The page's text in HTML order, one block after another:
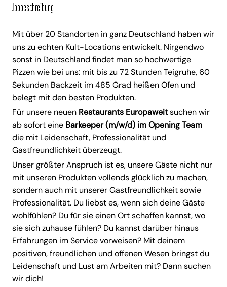
Jobbeschreibung
Mit über 20 Standorten in ganz Deutschland haben wir
uns zu echten Kult-Locations entwickelt. Nirgendwo
sonst in Deutschland findet man so hochwertige
Pizzen wie bei uns: mit bis zu 72 Stunden Teigruhe, 60
Sekunden Backzeit im 485 Grad heißen Ofen und
belegt mit den besten Produkten.
Für unsere neuen Restaurants Europaweitsuchen wir
ab sofort eine Barkeeper (m/w/d) im Opening Team
die mit Leidenschaft, Professionalität und
Gastfreundlichkeit überzeugt.
Unser größter Anspruch ist es, unsere Gäste nicht nur
mit unseren Produkten vollends glücklich zu machen,
sondern auch mit unserer Gastfreundlichkeit sowie
Professionalität. Du liebst es, wenn sich deine Gäste
wohlfühlen? Du für sie einen Ort schaffen kannst, wo
sie sich zuhause fühlen? Du kannst darüber hinaus
Erfahrungen im Service vorweisen? Mit deinem
positiven, freundlichen und offenen Wesen bringst du
Leidenschaft und Lust am Arbeiten mit? Dann suchen
wir dich!